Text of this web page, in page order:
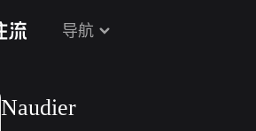
导航
Naudier